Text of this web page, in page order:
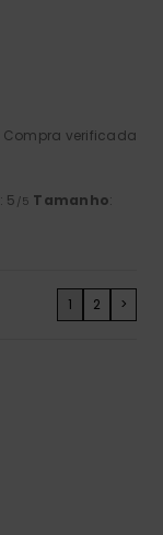
Compra verificada
: 5 /5 Tamanho:
1 2 >